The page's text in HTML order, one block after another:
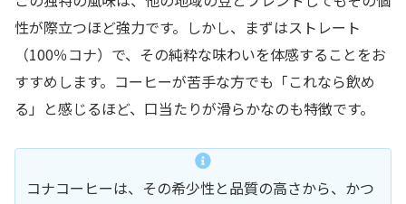
性が際立つほど強力です。しかし、まずはストレート
（100％コナ）で、その純粋な味わいを体感することをお
すすめします。コーヒーが苦手な方でも「これなら飲め
る」と感じるほど、口当たりが滑らかなのも特徴です。
コナコーヒーは、その希少性と品質の高さから、かつ